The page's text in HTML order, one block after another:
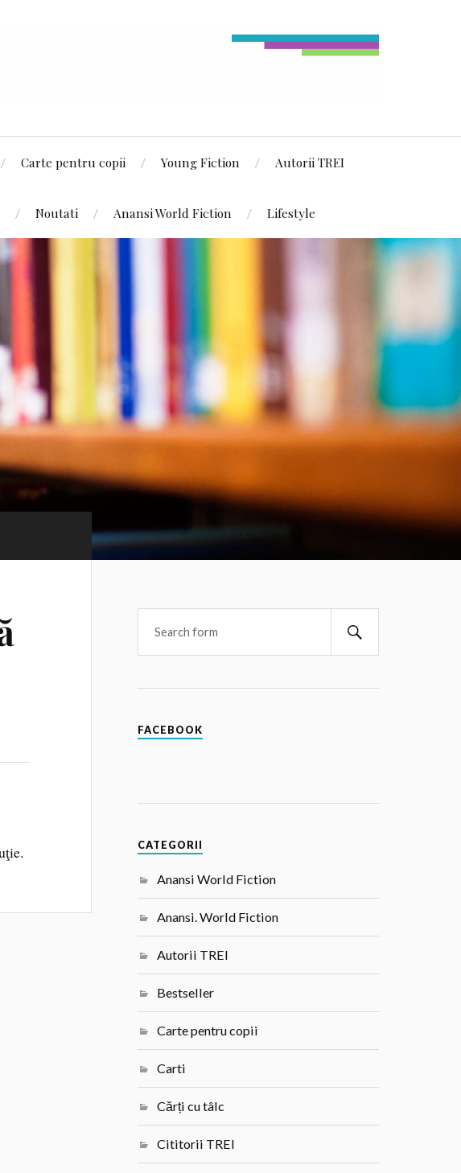
Carte pentru copii Young Fiction Autorii TREI
Noutati Anansi World Fiction Lifestyle
FACEBOOK
CATEGORII
Anansi World Fiction
Anansi. World Fiction
Autorii TREI
Bestseller
Carte pentru copii
Carti
Cărți cu tâlc
Cititorii TREI